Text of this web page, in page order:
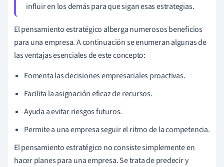
influir en los demás para que sigan esas estrategias.
El pensamiento estratégico alberga numerosos beneficios
para una empresa. A continuación se enumeran algunas de
las ventajas esenciales de este concepto:
Fomenta las decisiones empresariales proactivas.
Facilita la asignación eficaz de recursos.
Ayuda a evitar riesgos futuros.
Permite a una empresa seguir el ritmo de la competencia.
El pensamiento estratégico no consiste simplemente en
hacer planes para una empresa. Se trata de predecir y